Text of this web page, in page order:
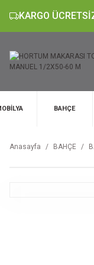
KARGO
BAHÇE
Anasayfa BAHÇE